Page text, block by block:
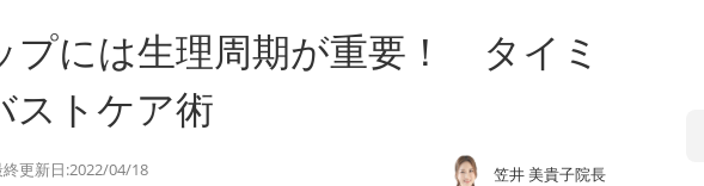
プには生理周期が重要！ タイミ
ストケア術
更新日:2022/04/18 笠井 美貴子院長